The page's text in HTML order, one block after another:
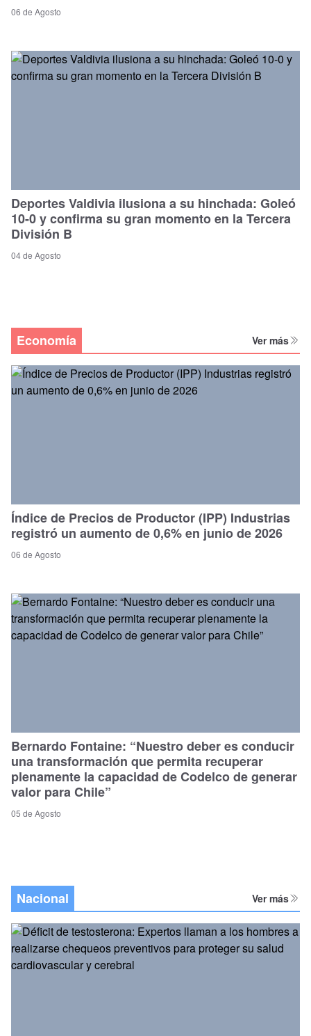
06 de Agosto
Deportes Valdivia ilusiona a su hinchada: Goleó
10-0 y confirma su gran momento en la Tercera
División B
04 de Agosto
Economía Ver más
Índice de Precios de Productor (IPP) Industrias
registró un aumento de 0,6% en junio de 2026
06 de Agosto
Bernardo Fontaine: “Nuestro deber es conducir
una transformación que permita recuperar
plenamente la capacidad de Codelco de generar
valor para Chile”
05 de Agosto
Nacional Ver más